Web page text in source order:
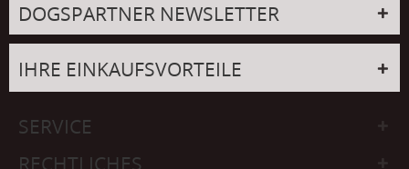
DOGSPARTNER NEWSLETTER
IHRE EINKAUFSVORTEILE
SERVICE
RECHTLICHES